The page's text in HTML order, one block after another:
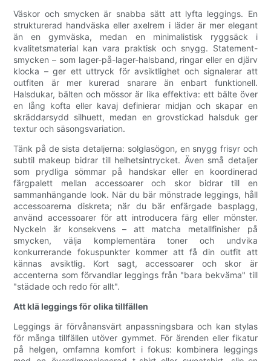
Väskor och smycken är snabba sätt att lyfta leggings. En
strukturerad handväska eller axelrem i läder är mer elegant
än en gymväska, medan en minimalistisk ryggsäck i
kvalitetsmaterial kan vara praktisk och snygg. Statement-
smycken – som lager-på-lager-halsband, ringar eller en djärv
klocka – ger ett uttryck för avsiktlighet och signalerar att
outfiten är mer kurerad snarare än enbart funktionell.
Halsdukar, bälten och mössor är lika effektiva: ett bälte över
en lång kofta eller kavaj definierar midjan och skapar en
skräddarsydd silhuett, medan en grovstickad halsduk ger
textur och säsongsvariation.
Tänk på de sista detaljerna: solglasögon, en snygg frisyr och
subtil makeup bidrar till helhetsintrycket. Även små detaljer
som prydliga sömmar på handskar eller en koordinerad
färgpalett mellan accessoarer och skor bidrar till en
sammanhängande look. När du bär mönstrade leggings, håll
accessoarerna diskreta; när du bär enfärgade basplagg,
använd accessoarer för att introducera färg eller mönster.
Nyckeln är konsekvens – att matcha metallfinisher på
smycken, välja komplementära toner och undvika
konkurrerande fokuspunkter kommer att få din outfit att
kännas avsiktlig. Kort sagt, accessoarer och skor är
accenterna som förvandlar leggings från "bara bekväma" till
"städade och redo för allt".
Att klä leggings för olika tillfällen
Leggings är förvånansvärt anpassningsbara och kan stylas
för många tillfällen utöver gymmet. För ärenden eller fikatur
på helgen, omfamna komfort i fokus: kombinera leggings